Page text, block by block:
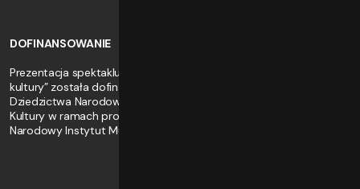
DOFINANSOWANIE
Prezentacja spektaklu w ramach Festiwal „Granice natury - granice
kultury” została dofinansowano ze środków Ministra Kultury i
Dziedzictwa Narodowego pochodzących z Funduszu Promocji
Kultury w ramach programu „Taniec”, realizowanego przez
Narodowy Instytut Muzyki i Tańca.